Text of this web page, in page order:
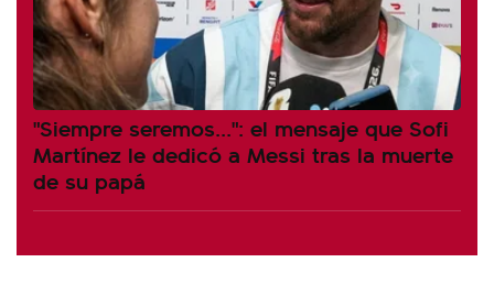
"Siempre seremos...": el mensaje que Sofi
Martínez le dedicó a Messi tras la muerte
de su papá